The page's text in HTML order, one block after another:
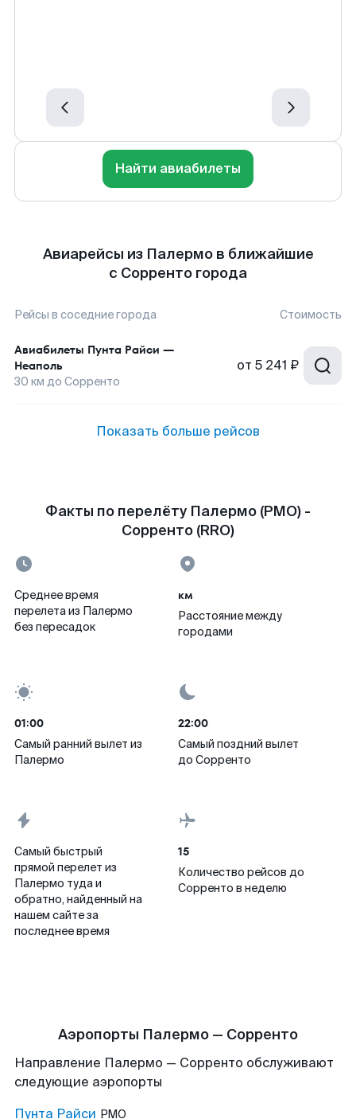
Найти авиабилеты
Авиарейсы из Палермо в ближайшие
с Сорренто города
Рейсы в соседние города Стоимость
Авиабилеты Пунта Райси —
Неаполь
30 км до Сорренто
от 5 241 ₽
Показать больше рейсов
Факты по перелёту Палермо (PMO) -
Сорренто (RRO)
Среднее время
перелета из Палермо
без пересадок
км
Расстояние между
городами
01:00
Самый ранний вылет из
Палермо
22:00
Самый поздний вылет
до Сорренто
Самый быстрый
прямой перелет из
Палермо туда и
обратно, найденный на
нашем сайте за
последнее время
15
Количество рейсов до
Сорренто в неделю
Аэропорты Палермо — Сорренто
Направление Палермо — Сорренто обслуживают
следующие аэропорты
Пунта Райси PMO